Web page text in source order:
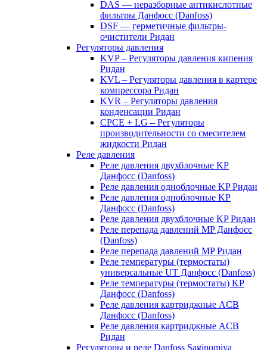
DAS — неразборные антикислотные
фильтры Данфосс (Danfoss)
DSF — герметичные фильтры-
очистители Ридан
Регуляторы давления
KVP – Регуляторы давления кипения
Ридан
KVL – Регуляторы давления в картере
компрессора Ридан
KVR – Регуляторы давления
конденсации Ридан
CPCE + LG – Регуляторы
производительности со смесителем
жидкости Ридан
Реле давления
Реле давления двухблочные KP
Данфосс (Danfoss)
Реле давления одноблочные KP Ридан
Реле давления одноблочные KP
Данфосс (Danfoss)
Реле давления двухблочные KP Ридан
Реле перепада давлений MP Данфосс
(Danfoss)
Реле перепада давлений MP Ридан
Реле температуры (термостаты)
универсальные UT Данфосс (Danfoss)
Реле температуры (термостаты) KP
Данфосс (Danfoss)
Реле давления картриджные ACB
Данфосс (Danfoss)
Реле давления картриджные ACB
Ридан
Регуляторы и реле Danfoss Saginomiya